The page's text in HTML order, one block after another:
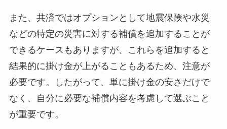
また、共済ではオプションとして地震保険や水災
などの特定の災害に対する補償を追加することが
できるケースもありますが、これらを追加すると
結果的に掛け金が上がることもあるため、注意が
必要です。したがって、単に掛け金の安さだけで
なく、自分に必要な補償内容を考慮して選ぶこと
が重要です。